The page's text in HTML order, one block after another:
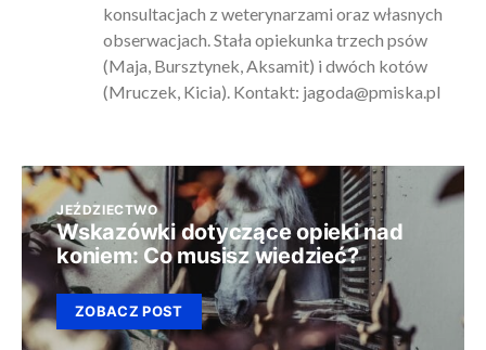
konsultacjach z weterynarzami oraz własnych
obserwacjach. Stała opiekunka trzech psów
(Maja, Bursztynek, Aksamit) i dwóch kotów
(Mruczek, Kicia). Kontakt: jagoda@pmiska.pl
JEŹDZIECTWO
Wskazówki dotyczące opieki nad
koniem: Co musisz wiedzieć?
ZOBACZ POST